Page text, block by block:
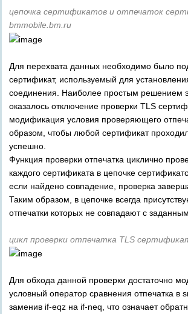
цепочка сертификатов и отпечаток
bmmobile.bm.ru
Для перехвата данных необходимо было
сертификат, используемый для
соединения. Наиболее простым решением
оказалось отключение проверки TLS
модификация условия проверяющего
образом, чтобы любой сертификат
успешно.
Функция проверки отпечатка циклично
каждого сертификата в цепочке
если найдено совпадение, проверка
Таким образом, в цепочке всегда
отпечатки которых не совпадают с
цикл проверки отпечатка TLS
Для обхода данной проверки достаточно
условный оператор сравнения отпечатка в
заменив if-eqz на if-neq, что означает